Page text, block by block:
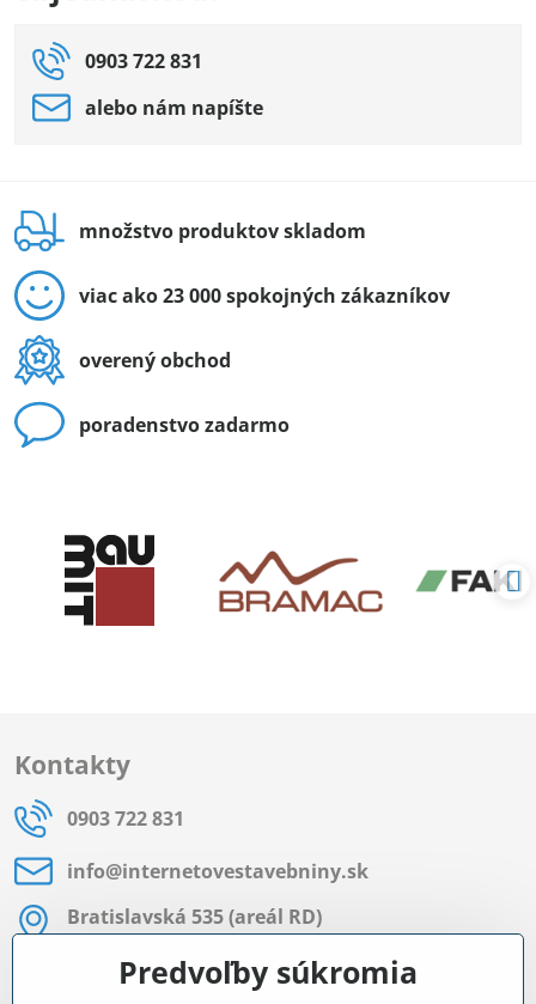
0903 722 831
alebo nám napíšte
množstvo produktov skladom
viac ako 23 000 spokojných zákazníkov
overený obchod
poradenstvo zadarmo
Kontakty
0903 722 831
info​@internetovestavebniny​.sk
Bratislavská 535 (areál RD)
Most pri Bratislave
Pon - Pia 8:00 - 11:30 a 12:15 - 15:30
Predvoľby súkromia